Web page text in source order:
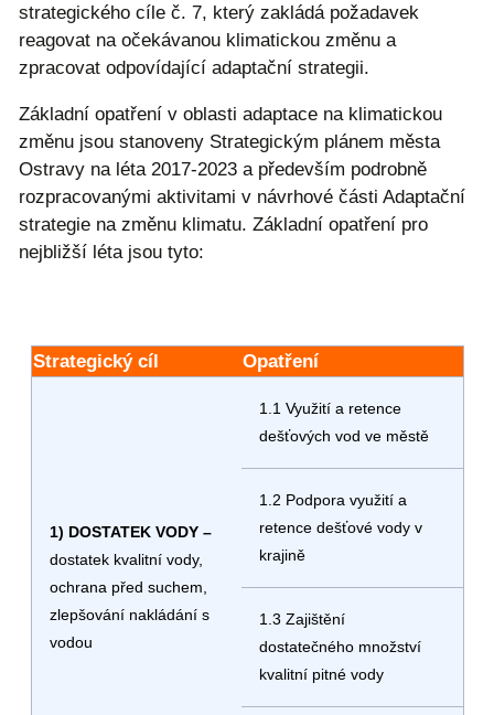
strategického cíle č. 7, který zakládá požadavek
reagovat na očekávanou klimatickou změnu a
zpracovat odpovídající adaptační strategii.
Základní opatření v oblasti adaptace na klimatickou
změnu jsou stanoveny Strategickým plánem města
Ostravy na léta 2017-2023 a především podrobně
rozpracovanými aktivitami v návrhové části Adaptační
strategie na změnu klimatu. Základní opatření pro
nejbližší léta jsou tyto:
Strategický cíl Opatření
1) DOSTATEK VODY –
dostatek kvalitní vody,
ochrana před suchem,
zlepšování nakládání s
vodou
1.1 Využití a retence
dešťových vod ve městě
1.2 Podpora využití a
retence dešťové vody v
krajině
1.3 Zajištění
dostatečného množství
kvalitní pitné vody